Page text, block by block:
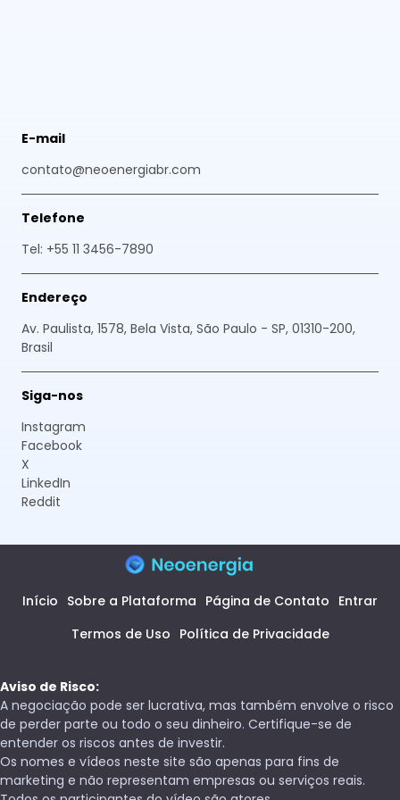
E-mail
contato@neoenergiabr.com
Telefone
Tel: +55 11 3456-7890
Endereço
Av. Paulista, 1578, Bela Vista, São Paulo - SP, 01310-200,
Brasil
Siga-nos
Instagram
Facebook
X
LinkedIn
Reddit
Início Sobre a Plataforma Página de Contato Entrar
Termos de Uso Política de Privacidade
Aviso de Risco:
A negociação pode ser lucrativa, mas também envolve o risco
de perder parte ou todo o seu dinheiro. Certifique-se de
entender os riscos antes de investir.
Os nomes e vídeos neste site são apenas para fins de
marketing e não representam empresas ou serviços reais.